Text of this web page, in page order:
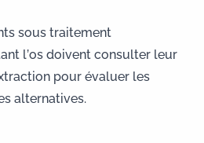
sous traitement
l’os doivent consulter leur
pour évaluer les
alternatives.